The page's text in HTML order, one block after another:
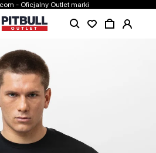
- Oficjalny Outlet marki